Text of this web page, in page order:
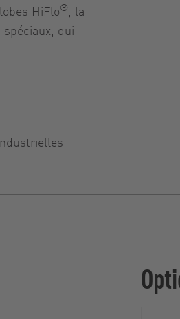
HiFlo®
, la
qui